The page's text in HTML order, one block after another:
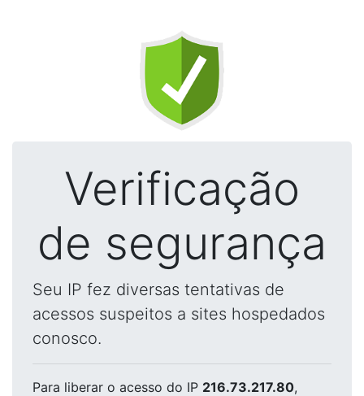
Verificação
de segurança
Seu IP fez diversas tentativas de
acessos suspeitos a sites hospedados
conosco.
Para liberar o acesso do IP 216.73.217.80,